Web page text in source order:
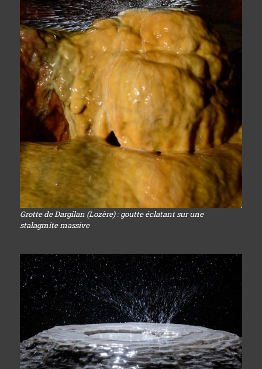
Grotte de Dargilan (Lozère) : goutte éclatant sur une
stalagmite massive